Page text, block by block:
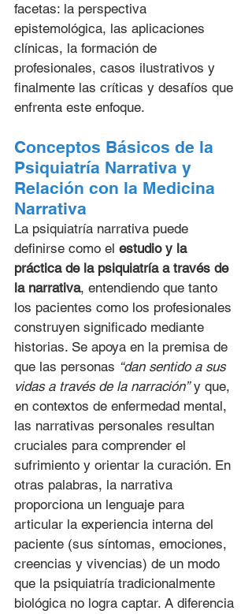
facetas: la perspectiva
epistemológica, las aplicaciones
clínicas, la formación de
profesionales, casos ilustrativos y
finalmente las críticas y desafíos que
enfrenta este enfoque.
Conceptos Básicos de la
Psiquiatría Narrativa y
Relación con la Medicina
Narrativa
La psiquiatría narrativa puede
definirse como el estudio y la
práctica de la psiquiatría a través de
la narrativa, entendiendo que tanto
los pacientes como los profesionales
construyen significado mediante
historias. Se apoya en la premisa de
que las personas “dan sentido a sus
vidas a través de la narración” y que,
en contextos de enfermedad mental,
las narrativas personales resultan
cruciales para comprender el
sufrimiento y orientar la curación. En
otras palabras, la narrativa
proporciona un lenguaje para
articular la experiencia interna del
paciente (sus síntomas, emociones,
creencias y vivencias) de un modo
que la psiquiatría tradicionalmente
biológica no logra captar. A diferencia